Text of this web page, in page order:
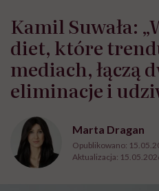
Kamil Suwała:
diet, które
mediach, łączą
eliminacje i
Marta Dragan
Opublikowano:
Aktualizacja: